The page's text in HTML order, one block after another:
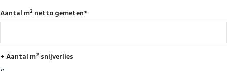
Aantal m² netto gemeten*
+ Aantal m² snijverlies